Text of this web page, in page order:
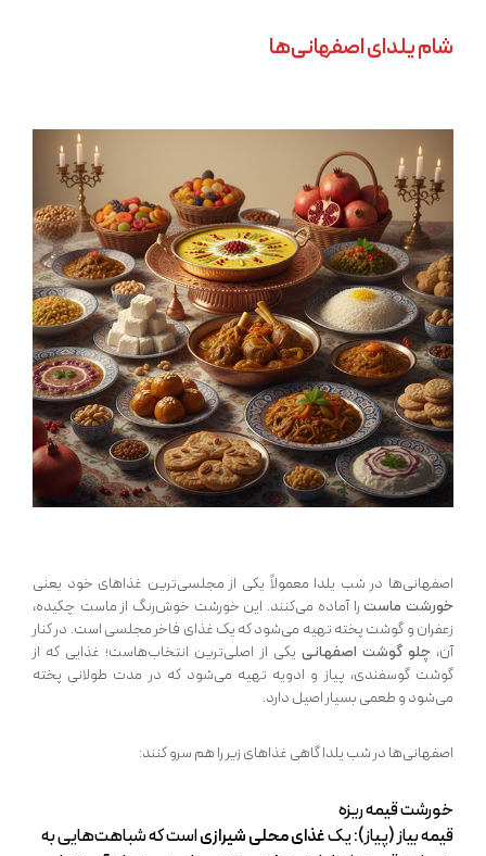
شام یلدای اصفهانی‌ها
اصفهانی‌ها در شب یلدا معمولاً یکی از مجلسی‌ترین غذاهای خود یعنی
خورشت ماسترا آماده می‌کنند. این خورشت خوش‌رنگ از ماست چکیده،
زعفران و گوشت پخته تهیه می‌شود که یک غذای فاخر مجلسی است. در کنار
آن،چلو گوشت اصفهانی یکی از اصلی‌ترین انتخاب‌هاست؛ غذایی که از
گوشت گوسفندی، پیاز و ادویه تهیه می‌شود که در مدت طولانی پخته
می‌شود و طعمی بسیار اصیل دارد.
اصفهانی‌ها در شب یلدا گاهی غذاهای زیر را هم سرو کنند:
خورشت قیمه ریزه
قیمه بیاز (پیاز): یکغذای محلی شیرازیاست که شباهت‌هایی به